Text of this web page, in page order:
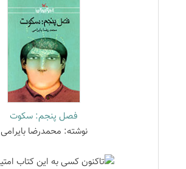
فصل پنجم: سکوت
نوشته: محمدرضا بایرامی